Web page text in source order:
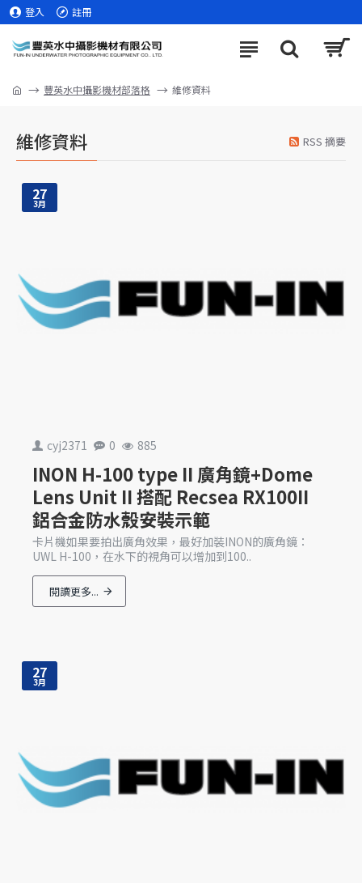
登入 註冊
豐英水中攝影機材部落格 維修資料
維修資料 RSS 摘要
27
3月
cyj2371 0 885
INON H-100 type II 廣角鏡+Dome
Lens Unit II 搭配 Recsea RX100II
鋁合金防水殼安裝示範
卡片機如果要拍出廣角效果，最好加裝INON的廣角鏡：
UWL H-100，在水下的視角可以增加到100..
閱讀更多...
27
3月